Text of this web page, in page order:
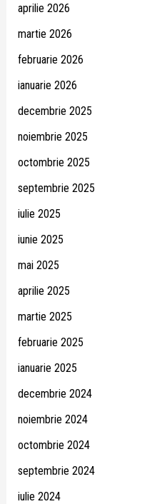
aprilie 2026
martie 2026
februarie 2026
ianuarie 2026
decembrie 2025
noiembrie 2025
octombrie 2025
septembrie 2025
iulie 2025
iunie 2025
mai 2025
aprilie 2025
martie 2025
februarie 2025
ianuarie 2025
decembrie 2024
noiembrie 2024
octombrie 2024
septembrie 2024
iulie 2024